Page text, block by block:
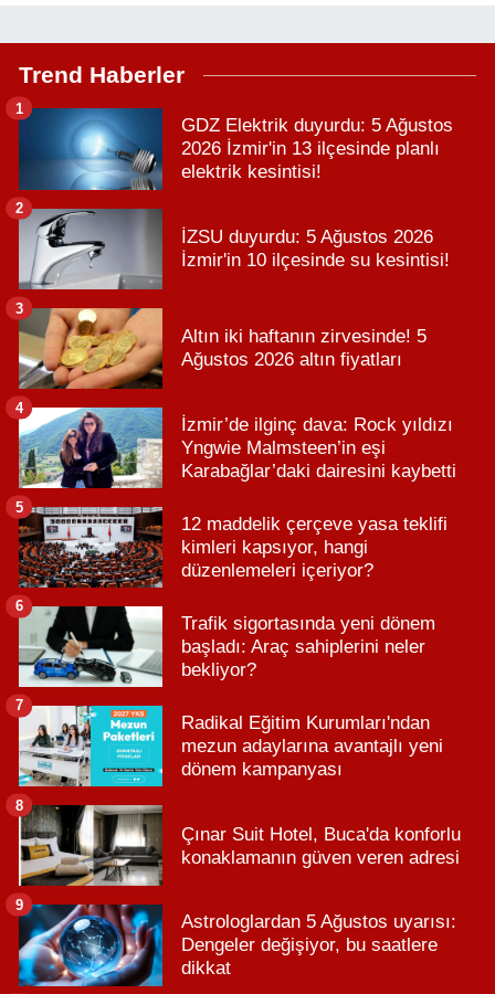
Trend Haberler
GDZ Elektrik duyurdu: 5 Ağustos
2026 İzmir'in 13 ilçesinde planlı
elektrik kesintisi!
1
İZSU duyurdu: 5 Ağustos 2026
İzmir'in 10 ilçesinde su kesintisi!
2
Altın iki haftanın zirvesinde! 5
Ağustos 2026 altın fiyatları
3
İzmir’de ilginç dava: Rock yıldızı
Yngwie Malmsteen’in eşi
Karabağlar’daki dairesini kaybetti
4
12 maddelik çerçeve yasa teklifi
kimleri kapsıyor, hangi
düzenlemeleri içeriyor?
5
Trafik sigortasında yeni dönem
başladı: Araç sahiplerini neler
bekliyor?
6
Radikal Eğitim Kurumları'ndan
mezun adaylarına avantajlı yeni
dönem kampanyası
7
Çınar Suit Hotel, Buca'da konforlu
konaklamanın güven veren adresi
8
Astrologlardan 5 Ağustos uyarısı:
Dengeler değişiyor, bu saatlere
dikkat
9